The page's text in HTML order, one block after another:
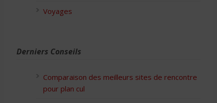
Voyages
Derniers Conseils
Comparaison des meilleurs sites de rencontre
pour plan cul